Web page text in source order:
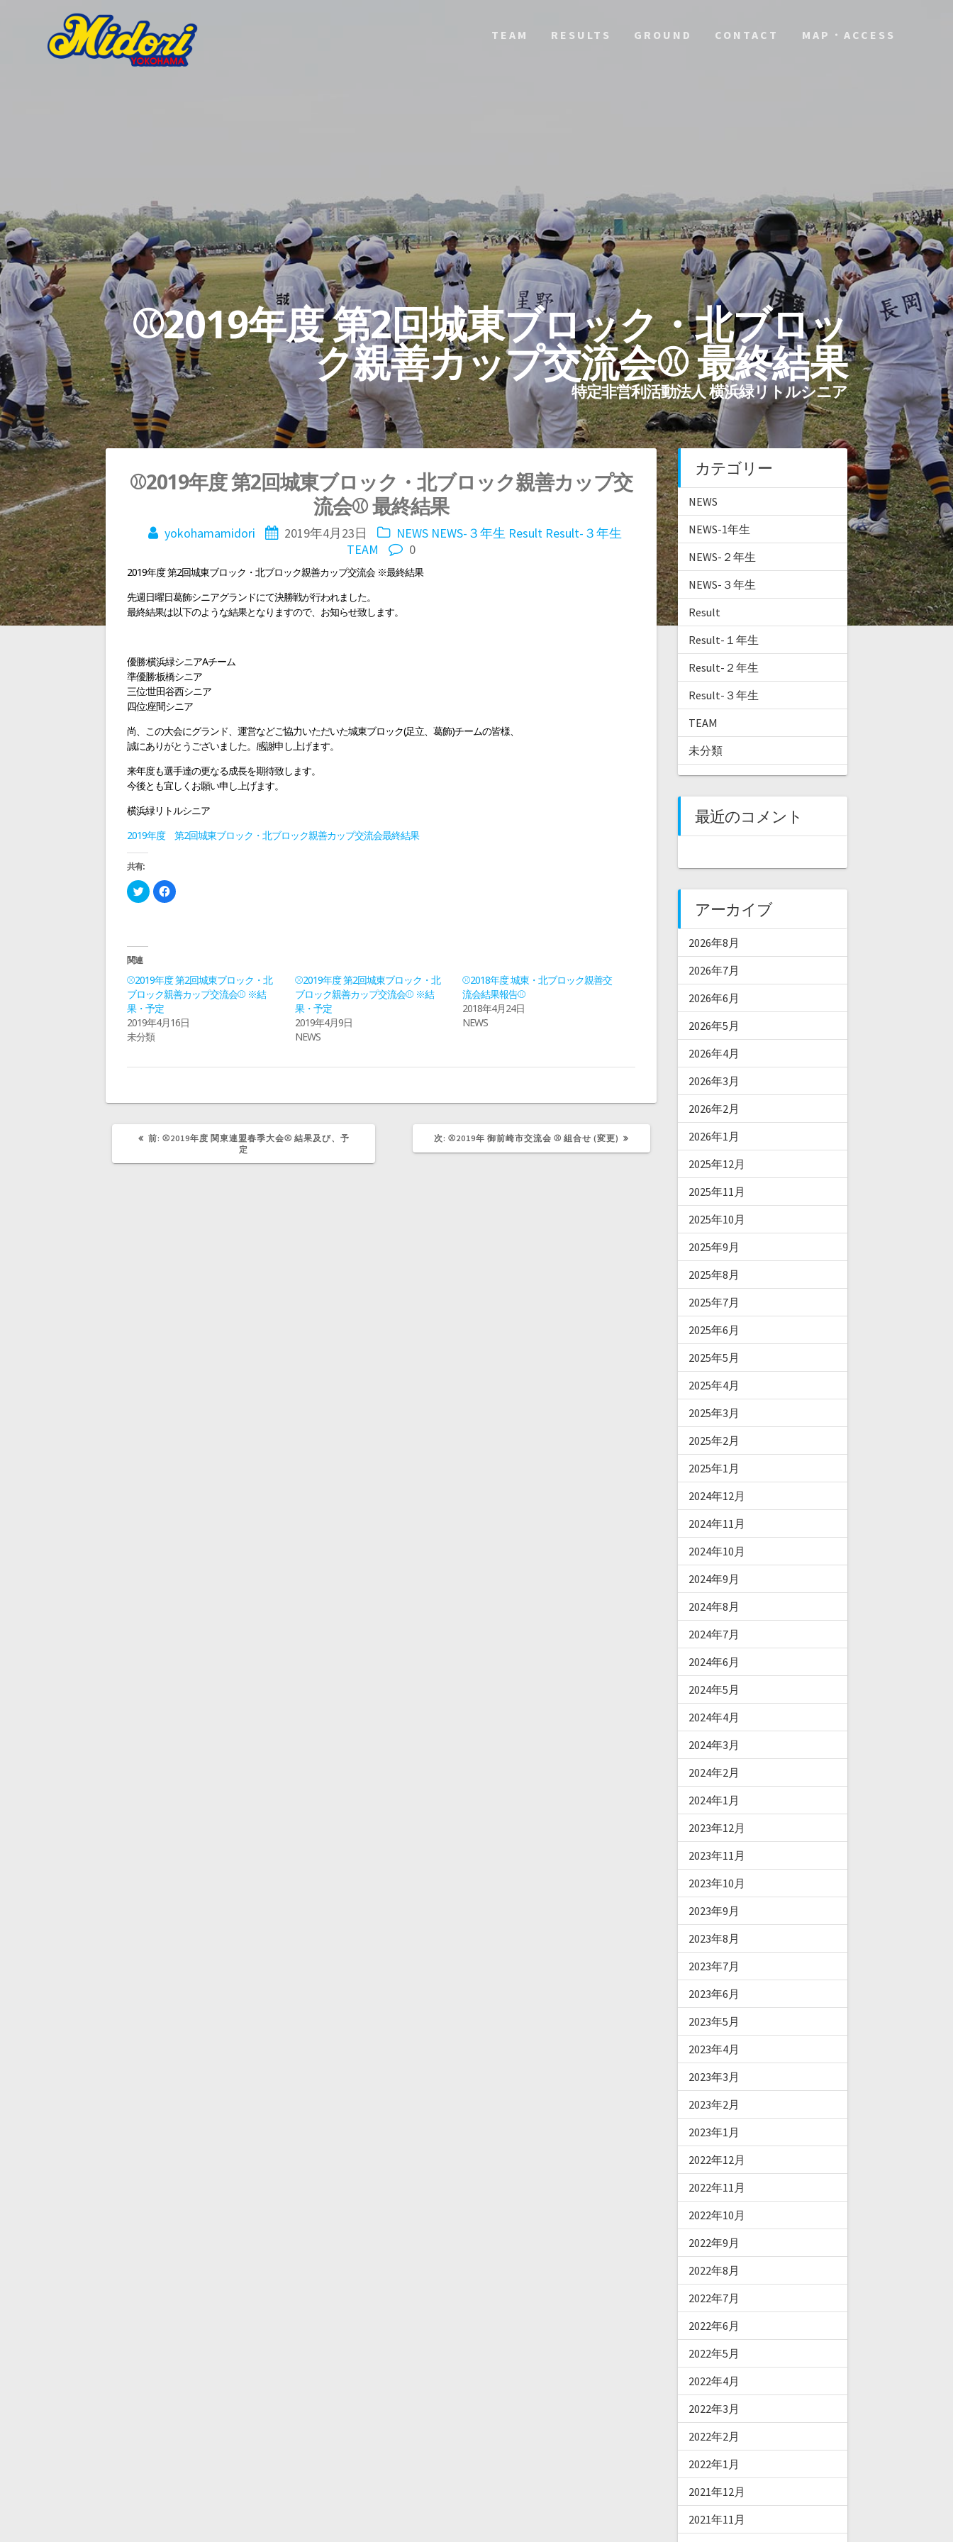
TEAM RESULTS GROUND CONTACT MAP・ACCESS
⚾2019年度 第2回城東ブロック・北ブロッ
ク親善カップ交流会⚾ 最終結果
特定非営利活動法人 横浜緑リトルシニア
⚾2019年度 第2回城東ブロック・北ブロック親善カップ交
流会⚾ 最終結果
yokohamamidori 2019年4月23日 NEWS NEWS-３年生 Result Result-３年生
TEAM
0
2019年度 第2回城東ブロック・北ブロック親善カップ交流会 ※最終結果
先週日曜日葛飾シニアグランドにて決勝戦が行われました。
最終結果は以下のような結果となりますので、お知らせ致します。
優勝:横浜緑シニアAチーム
準優勝:板橋シニア
三位:世田谷西シニア
四位:座間シニア
尚、この大会にグランド、運営などご協力いただいた城東ブロック(足立、葛飾)チームの皆様、
誠にありがとうございました。感謝申し上げます。
来年度も選手達の更なる成長を期待致します。
今後とも宜しくお願い申し上げます。
横浜緑リトルシニア
2019年度 第2回城東ブロック・北ブロック親善カップ交流会最終結果
共有:
ク
リ
w
t
e
r
で
共
有
(
新
し
ィ
で
ま
す
F
a
有
す
る
に
ク
リ
く
(
い
ウ
ィ
ド
関連
⚾2019年度 第2回城東ブロック・北
ブロック親善カップ交流会⚾ ※結
果・予定
2019年4月16日
未分類
⚾2019年度 第2回城東ブロック・北
ブロック親善カップ交流会⚾ ※結
果・予定
2019年4月9日
NEWS
⚾2018年度 城東・北ブロック親善交
流会結果報告⚾
2018年4月24日
NEWS
投
稿
ナ
ビ
ー
シ
ョ
ン
前: 前
⚾2019年度 関東連盟春季大会⚾ 結果及び、予
定
次: 次
⚾2019年 御前崎市交流会 ⚾ 組合せ (変更)
カテゴリー
NEWS
NEWS-1年生
NEWS-２年生
NEWS-３年生
Result
Result-１年生
Result-２年生
Result-３年生
TEAM
未分類
最近のコメント
アーカイブ
2026年8月
2026年7月
2026年6月
2026年5月
2026年4月
2026年3月
2026年2月
2026年1月
2025年12月
2025年11月
2025年10月
2025年9月
2025年8月
2025年7月
2025年6月
2025年5月
2025年4月
2025年3月
2025年2月
2025年1月
2024年12月
2024年11月
2024年10月
2024年9月
2024年8月
2024年7月
2024年6月
2024年5月
2024年4月
2024年3月
2024年2月
2024年1月
2023年12月
2023年11月
2023年10月
2023年9月
2023年8月
2023年7月
2023年6月
2023年5月
2023年4月
2023年3月
2023年2月
2023年1月
2022年12月
2022年11月
2022年10月
2022年9月
2022年8月
2022年7月
2022年6月
2022年5月
2022年4月
2022年3月
2022年2月
2022年1月
2021年12月
2021年11月